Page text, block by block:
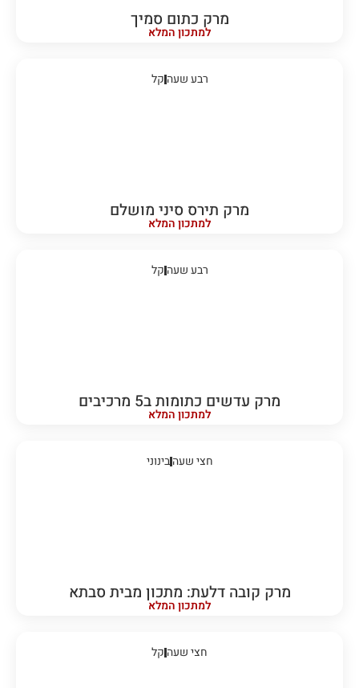
מרק כתום סמיך
למתכון המלא
רבע שעהקל
מרק תירס סיני מושלם
למתכון המלא
רבע שעהקל
מרק עדשים כתומות ב5 מרכיבים
למתכון המלא
חצי שעהבינוני
מרק קובה דלעת: מתכון מבית סבתא
למתכון המלא
חצי שעה קל